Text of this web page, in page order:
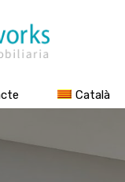
Català